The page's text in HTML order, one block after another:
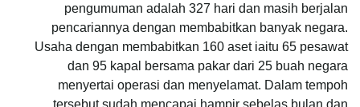
pengumuman adalah 327 hari dan masih berjalan
pencariannya dengan membabitkan banyak negara.
Usaha dengan membabitkan 160 aset iaitu 65 pesawat
dan 95 kapal bersama pakar dari 25 buah negara
menyertai operasi dan menyelamat. Dalam tempoh
tersebut sudah mencapai hampir sebelas bulan dan